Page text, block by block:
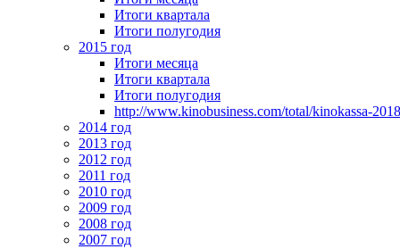
Итоги квартала
Итоги полугодия
2015 год
Итоги месяца
Итоги квартала
Итоги полугодия
http://www.kinobusiness.com/total/kinokassa-
2014 год
2013 год
2012 год
2011 год
2010 год
2009 год
2008 год
2007 год